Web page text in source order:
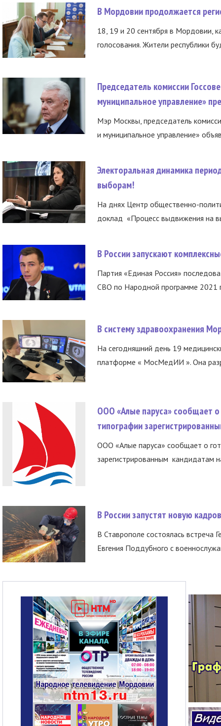
В Мордовии продолжается
18, 19 и 20 сентября в Мордовии,
голосования. Жители республики
Председатель комиссии
муниципальное управление»
Мэр Москвы, председатель
и муниципальное управление»
Электоральная динамика
выборам!
На днях Центр общественно-
доклад «Процесс выдвижения на
В России запускают
Партия «Единая Россия»
СВО по Народной программе 2021
В систему здравоохранения
На сегодняшний день 19
платформе « МосМедИИ ». Она
ООО «Алые паруса» сообщает о
типографии
ООО «Алые паруса» сообщает о
зарегистрированным кандидатам
В России запустят новую
В Ставрополе состоялась встреча
Евгения Поддубного с